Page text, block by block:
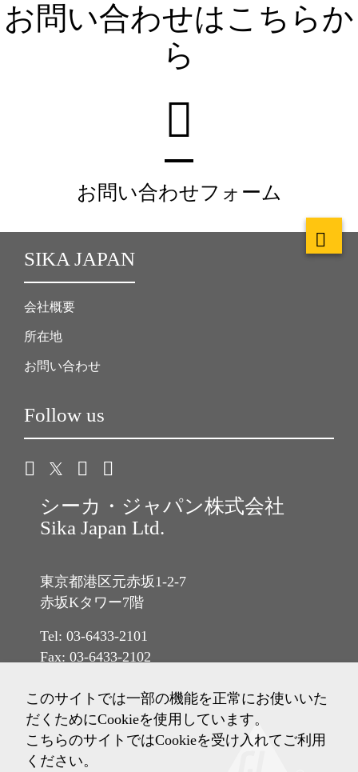
お問い合わせはこちらか
ら
お問い合わせフォーム
SIKA JAPAN
会社概要
所在地
お問い合わせ
Follow us
シーカ・ジャパン株式会社
Sika Japan Ltd.
東京都港区元赤坂1-2-7
赤坂Kタワー7階
Tel: 03-6433-2101
Fax: 03-6433-2102
このサイトでは一部の機能を正常にお使いいた
だくためにCookieを使用しています。
こちらのサイトではCookieを受け入れてご利用
ください。